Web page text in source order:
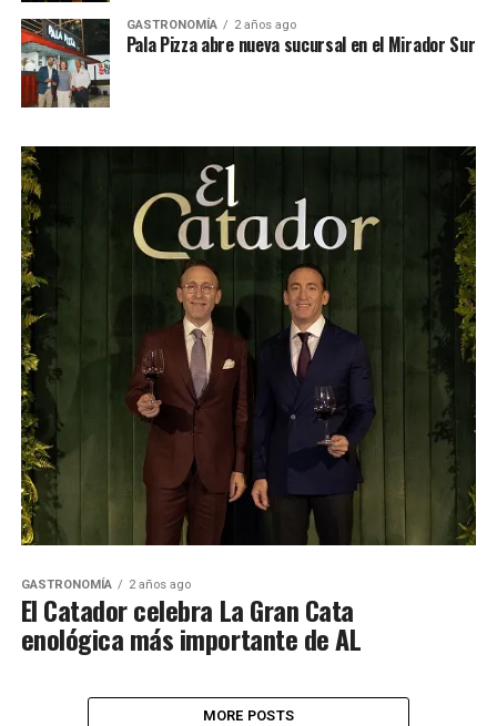
GASTRONOMÍA 2 años ago
Pala Pizza abre nueva sucursal en el Mirador Sur
GASTRONOMÍA 2 años ago
El Catador celebra La Gran Cata
enológica más importante de AL
MORE POSTS